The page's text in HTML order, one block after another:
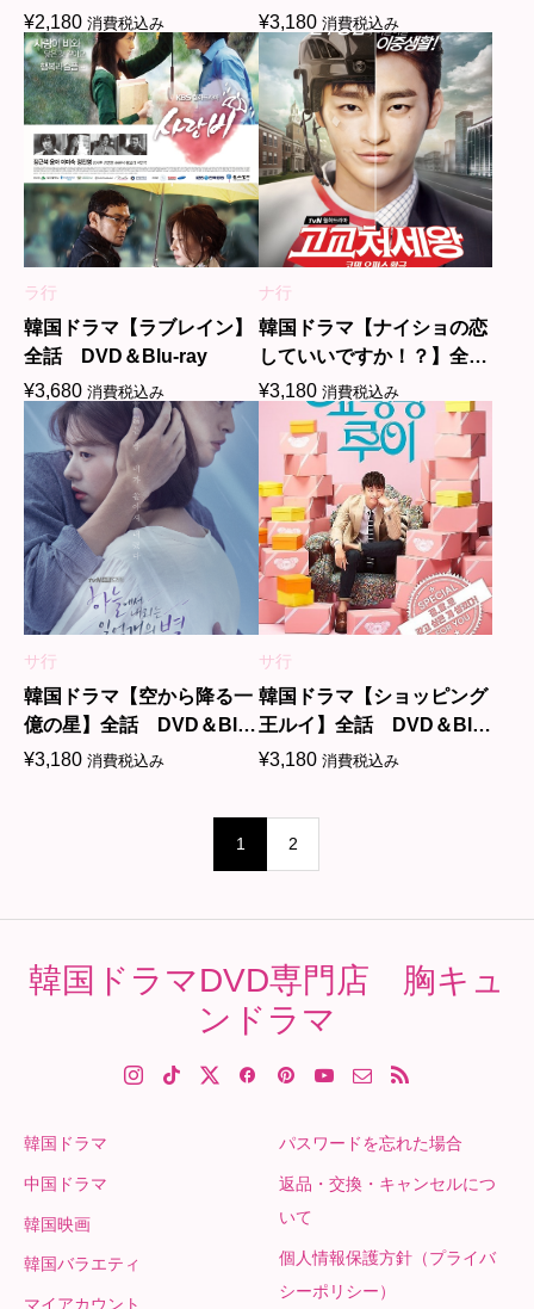
¥2,180 消費税込み
ray
¥3,180 消費税込み
ラ行
韓国ドラマ【ラブレイン】
全話 DVD＆Blu-ray
¥3,680 消費税込み
ナ行
韓国ドラマ【ナイショの恋
していいですか！？】全
話 DVD＆Blu-ray
¥3,180 消費税込み
サ行
韓国ドラマ【空から降る一
億の星】全話 DVD＆Blu-
ray
¥3,180 消費税込み
サ行
韓国ドラマ【ショッピング
王ルイ】全話 DVD＆Blu-
ray
¥3,180 消費税込み
1 2
韓国ドラマDVD専門店 胸キュ
ンドラマ
韓国ドラマ
中国ドラマ
韓国映画
韓国バラエティ
マイアカウント
パスワードを忘れた場合
返品・交換・キャンセルにつ
いて
個人情報保護方針（プライバ
シーポリシー）